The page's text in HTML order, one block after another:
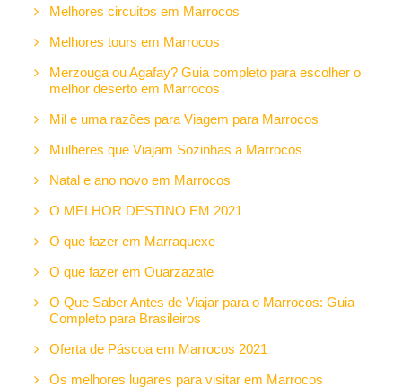
Melhores circuitos em Marrocos
Melhores tours em Marrocos
Merzouga ou Agafay? Guia completo para escolher o
melhor deserto em Marrocos
Mil e uma razões para Viagem para Marrocos
Mulheres que Viajam Sozinhas a Marrocos
Natal e ano novo em Marrocos
O MELHOR DESTINO EM 2021
O que fazer em Marraquexe
O que fazer em Ouarzazate
O Que Saber Antes de Viajar para o Marrocos: Guia
Completo para Brasileiros
Oferta de Páscoa em Marrocos 2021
Os melhores lugares para visitar em Marrocos